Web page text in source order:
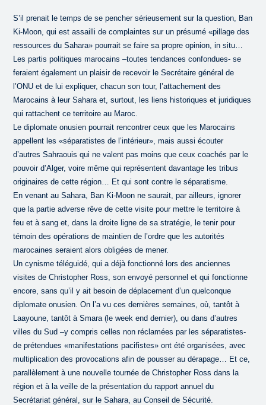
S’il prenait le temps de se pencher sérieusement sur la question, Ban
Ki-Moon, qui est assailli de complaintes sur un présumé «pillage des
ressources du Sahara» pourrait se faire sa propre opinion, in situ…
Les partis politiques marocains –toutes tendances confondues- se
feraient également un plaisir de recevoir le Secrétaire général de
l’ONU et de lui expliquer, chacun son tour, l’attachement des
Marocains à leur Sahara et, surtout, les liens historiques et juridiques
qui rattachent ce territoire au Maroc.
Le diplomate onusien pourrait rencontrer ceux que les Marocains
appellent les «séparatistes de l’intérieur», mais aussi écouter
d’autres Sahraouis qui ne valent pas moins que ceux coachés par le
pouvoir d’Alger, voire même qui représentent davantage les tribus
originaires de cette région… Et qui sont contre le séparatisme.
En venant au Sahara, Ban Ki-Moon ne saurait, par ailleurs, ignorer
que la partie adverse rêve de cette visite pour mettre le territoire à
feu et à sang et, dans la droite ligne de sa stratégie, le tenir pour
témoin des opérations de maintien de l’ordre que les autorités
marocaines seraient alors obligées de mener.
Un cynisme téléguidé, qui a déjà fonctionné lors des anciennes
visites de Christopher Ross, son envoyé personnel et qui fonctionne
encore, sans qu’il y ait besoin de déplacement d’un quelconque
diplomate onusien. On l’a vu ces dernières semaines, où, tantôt à
Laayoune, tantôt à Smara (le week end dernier), ou dans d’autres
villes du Sud –y compris celles non réclamées par les séparatistes-
de prétendues «manifestations pacifistes» ont été organisées, avec
multiplication des provocations afin de pousser au dérapage… Et ce,
parallèlement à une nouvelle tournée de Christopher Ross dans la
région et à la veille de la présentation du rapport annuel du
Secrétariat général, sur le Sahara, au Conseil de Sécurité.